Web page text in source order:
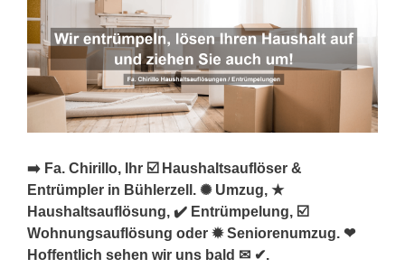
➡️ Fa. Chirillo, Ihr ☑️ Haushaltsauflöser &
Entrümpler in Bühlerzell. ✺ Umzug, ★
Haushaltsauflösung, ✔️ Entrümpelung, ☑️
Wohnungsauflösung oder ✹ Seniorenumzug. ❤
Hoffentlich sehen wir uns bald ✉ ✔.